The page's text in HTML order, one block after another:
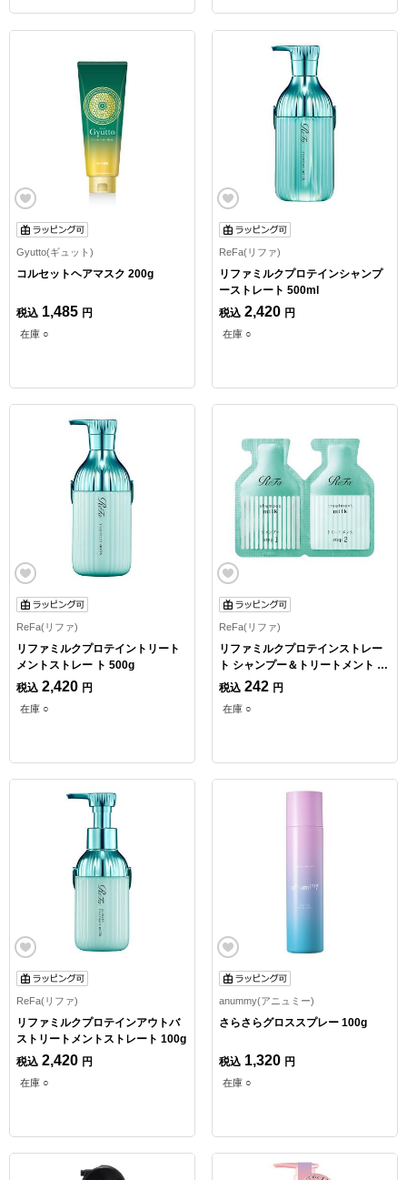
Gyutto(ギュット)
コルセットヘアマスク 200g
税込 1,485 円
在庫 ○
ReFa(リファ)
リファミルクプロテインシャンプ
ーストレート 500ml
税込 2,420 円
在庫 ○
ReFa(リファ)
リファミルクプロテイントリート
メントストレー ト 500g
税込 2,420 円
在庫 ○
ReFa(リファ)
リファミルクプロテインストレー
ト シャンプー＆トリートメント ト
ライアル1回分
税込 242 円
在庫 ○
ReFa(リファ)
リファミルクプロテインアウトバ
ストリートメントストレート 100g
税込 2,420 円
在庫 ○
anummy(アニュミー)
さらさらグロススプレー 100g
税込 1,320 円
在庫 ○